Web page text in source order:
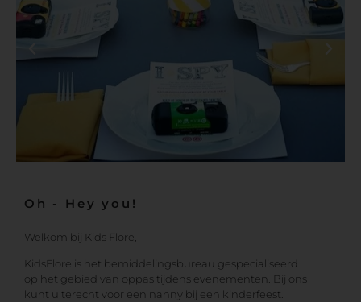
Oh - Hey you!
Welkom bij Kids Flore,
KidsFlore is het bemiddelingsbureau gespecialiseerd
op het gebied van oppas tijdens evenementen. Bij ons
kunt u terecht voor een nanny bij een kinderfeest.